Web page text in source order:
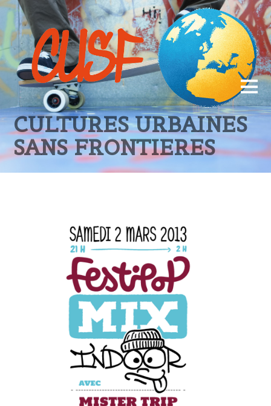
CULTURES URBAINES
SANS FRONTIERES